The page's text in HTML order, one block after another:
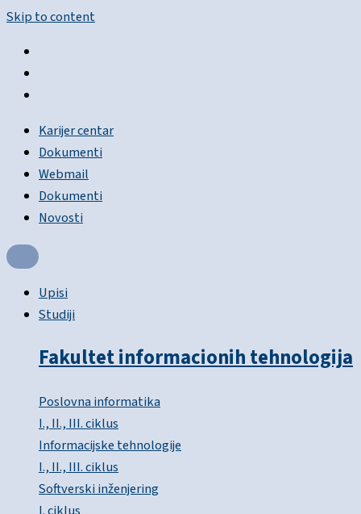
Skip to content
Karijer centar
Dokumenti
Webmail
Dokumenti
Novosti
Upisi
Studiji
Fakultet informacionih tehnologija
Poslovna informatika
I., II., III. ciklus
Informacijske tehnologije
I., II., III. ciklus
Softverski inženjering